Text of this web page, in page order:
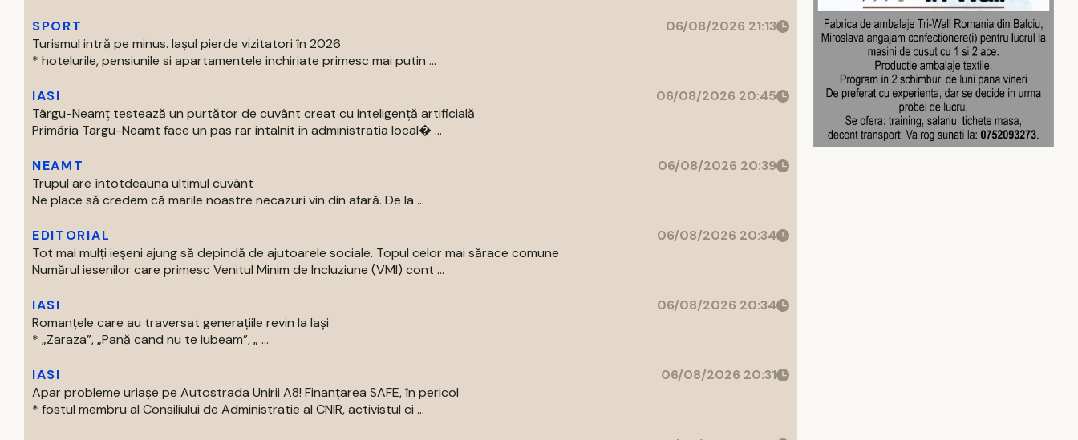
SPORT
06/08/2026 21:13
Turismul intră pe minus. Iașul pierde vizitatori în 2026
* hotelurile, pensiunile si apartamentele inchiriate primesc mai putin ...
IASI
06/08/2026 20:45
Târgu-Neamț testează un purtător de cuvânt creat cu inteligență artificială
Primăria Targu-Neamt face un pas rar intalnit in administratia local� ...
NEAMT
06/08/2026 20:39
Trupul are întotdeauna ultimul cuvânt
Ne place să credem că marile noastre necazuri vin din afară. De la ...
EDITORIAL
06/08/2026 20:34
Tot mai mulți ieșeni ajung să depindă de ajutoarele sociale. Topul celor mai sărace comune
Numărul iesenilor care primesc Venitul Minim de Incluziune (VMI) cont ...
IASI
06/08/2026 20:34
Romanțele care au traversat generațiile revin la Iași
* „Zaraza”, „Pană cand nu te iubeam”, „ ...
IASI
06/08/2026 20:31
Apar probleme uriașe pe Autostrada Unirii A8! Finanțarea SAFE, în pericol
* fostul membru al Consiliului de Administratie al CNIR, activistul ci ...